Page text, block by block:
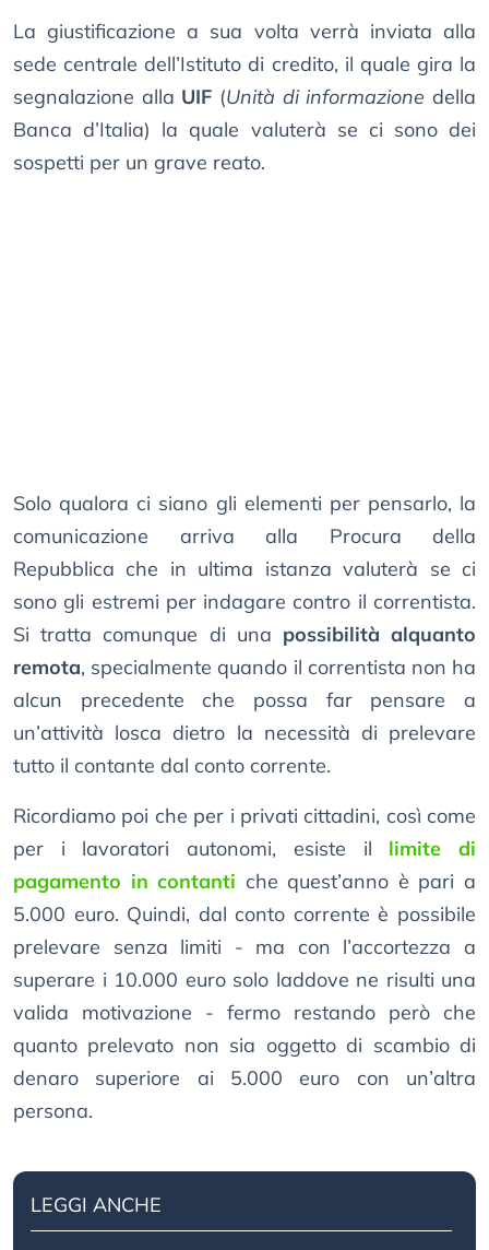
La giustificazione a sua volta verrà inviata alla
sede centrale dell’Istituto di credito, il quale gira la
segnalazione alla UIF (Unità di informazione della
Banca d’Italia) la quale valuterà se ci sono dei
sospetti per un grave reato.
Solo qualora ci siano gli elementi per pensarlo, la
comunicazione arriva alla Procura della
Repubblica che in ultima istanza valuterà se ci
sono gli estremi per indagare contro il correntista.
Si tratta comunque di una possibilità alquanto
remota, specialmente quando il correntista non ha
alcun precedente che possa far pensare a
un’attività losca dietro la necessità di prelevare
tutto il contante dal conto corrente.
Ricordiamo poi che per i privati cittadini, così come
per i lavoratori autonomi, esiste il limite di
pagamento in contanti che quest’anno è pari a
5.000 euro. Quindi, dal conto corrente è possibile
prelevare senza limiti - ma con l’accortezza a
superare i 10.000 euro solo laddove ne risulti una
valida motivazione - fermo restando però che
quanto prelevato non sia oggetto di scambio di
denaro superiore ai 5.000 euro con un’altra
persona.
LEGGI ANCHE